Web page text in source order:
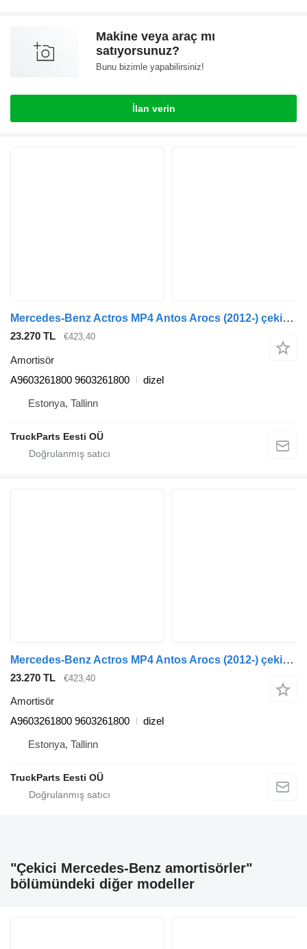
Makine veya araç mı
satıyorsunuz?
Bunu bizimle yapabilirsiniz!
İlan verin
Mercedes-Benz Actros MP4 Antos Arocs (2012-) çekici için Mercedes-Benz arocs 2651 (01.13-) A9603261800 amortisör
23.270 TL €423,40
Amortisör
A9603261800 9603261800
dizel
Estonya, Tallinn
TruckParts Eesti OÜ
Mercedes-Benz Actros MP4 Antos Arocs (2012-) çekici için Mercedes-Benz arocs 2651 (01.13-) A9603261800 amortisör
23.270 TL €423,40
Amortisör
A9603261800 9603261800
dizel
Estonya, Tallinn
TruckParts Eesti OÜ
"Çekici Mercedes-Benz amortisörler"
bölümündeki diğer modeller